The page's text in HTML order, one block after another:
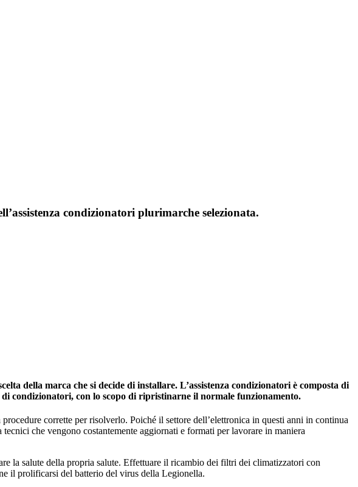
condizionatori plurimarche selezionata.
della marca che si decide di installare. L’assistenza condizionatori è composta di
condizionatori, con lo scopo di ripristinarne il normale funzionamento.
corrette per risolverlo. Poiché il settore dell’elettronica in questi anni in continua
che vengono costantemente aggiornati e formati per lavorare in maniera
la salute della propria salute. Effettuare il ricambio dei filtri dei climatizzatori con
il prolificarsi del batterio del virus della Legionella.